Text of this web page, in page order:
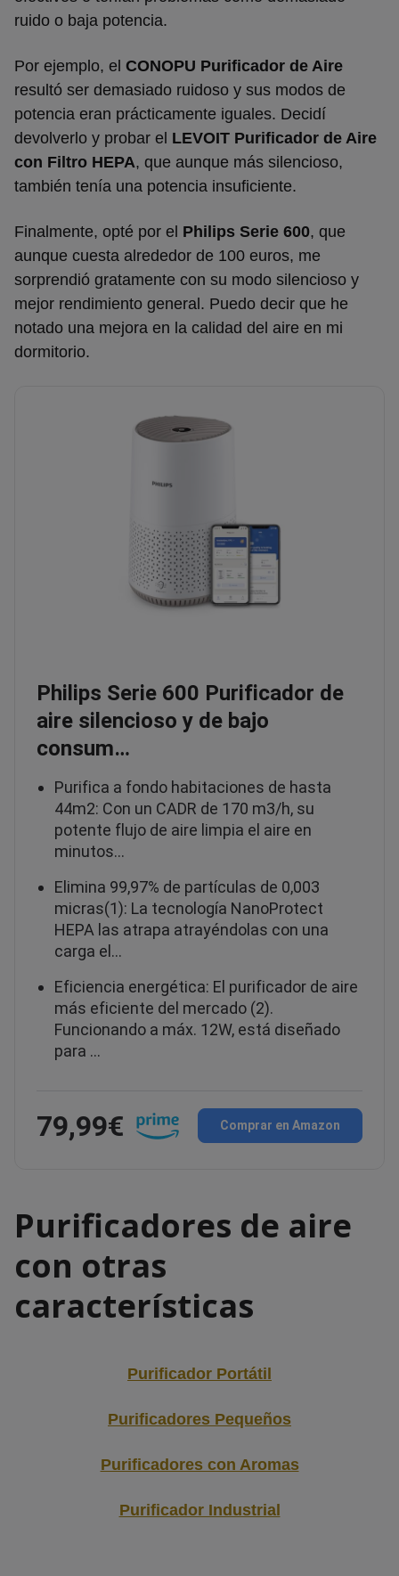
ruido o baja potencia.
Por ejemplo, el CONOPU Purificador de Aire
resultó ser demasiado ruidoso y sus modos de
potencia eran prácticamente iguales. Decidí
devolverlo y probar el LEVOIT Purificador de Aire
con Filtro HEPA, que aunque más silencioso,
también tenía una potencia insuficiente.
Finalmente, opté por el Philips Serie 600, que
aunque cuesta alrededor de 100 euros, me
sorprendió gratamente con su modo silencioso y
mejor rendimiento general. Puedo decir que he
notado una mejora en la calidad del aire en mi
dormitorio.
Philips Serie 600 Purificador de
aire silencioso y de bajo
consum…
Purifica a fondo habitaciones de hasta
44m2: Con un CADR de 170 m3/h, su
potente flujo de aire limpia el aire en
minutos…
Elimina 99,97% de partículas de 0,003
micras(1): La tecnología NanoProtect
HEPA las atrapa atrayéndolas con una
carga el…
Eficiencia energética: El purificador de aire
más eficiente del mercado (2).
Funcionando a máx. 12W, está diseñado
para …
79,99€ Comprar en Amazon
Purificadores de aire
con otras
características
Purificador Portátil
Purificadores Pequeños
Purificadores con Aromas
Purificador Industrial